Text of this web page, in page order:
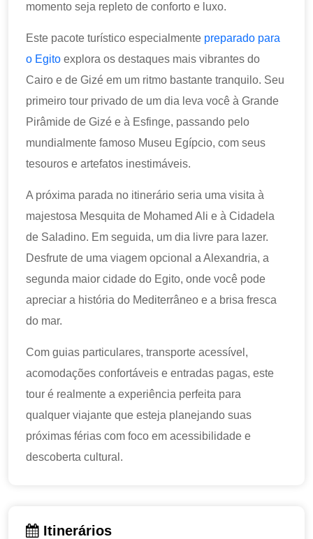
momento seja repleto de conforto e luxo.
Este pacote turístico especialmente preparado para
o Egito explora os destaques mais vibrantes do
Cairo e de Gizé em um ritmo bastante tranquilo. Seu
primeiro tour privado de um dia leva você à Grande
Pirâmide de Gizé e à Esfinge, passando pelo
mundialmente famoso Museu Egípcio, com seus
tesouros e artefatos inestimáveis.
A próxima parada no itinerário seria uma visita à
majestosa Mesquita de Mohamed Ali e à Cidadela
de Saladino. Em seguida, um dia livre para lazer.
Desfrute de uma viagem opcional a Alexandria, a
segunda maior cidade do Egito, onde você pode
apreciar a história do Mediterrâneo e a brisa fresca
do mar.
Com guias particulares, transporte acessível,
acomodações confortáveis ​​e entradas pagas, este
tour é realmente a experiência perfeita para
qualquer viajante que esteja planejando suas
próximas férias com foco em acessibilidade e
descoberta cultural.
Itinerários